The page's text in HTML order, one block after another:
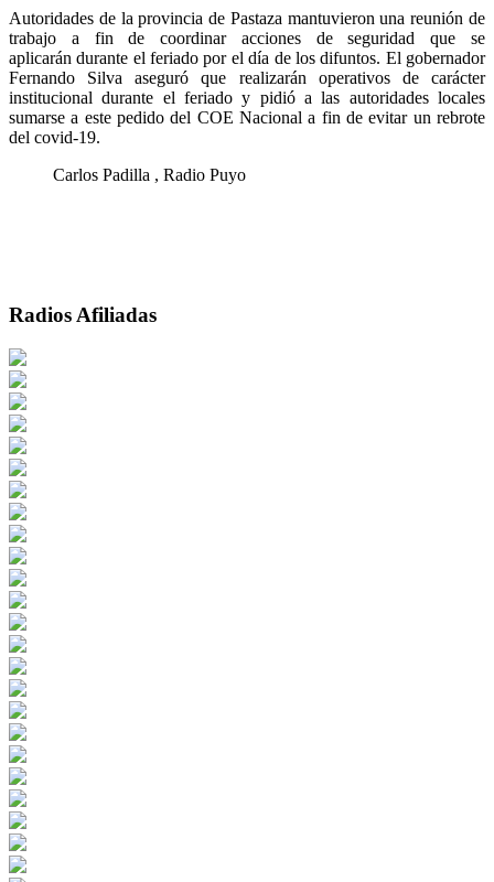
Autoridades de la provincia de Pastaza mantuvieron una reunión de
trabajo a fin de coordinar acciones de seguridad que se
aplicarán durante el feriado por el día de los difuntos. El gobernador
Fernando Silva aseguró que realizarán operativos de carácter
institucional durante el feriado y pidió a las autoridades locales
sumarse a este pedido del COE Nacional a fin de evitar un rebrote
del covid-19.
Carlos Padilla , Radio Puyo
Radios Afiliadas